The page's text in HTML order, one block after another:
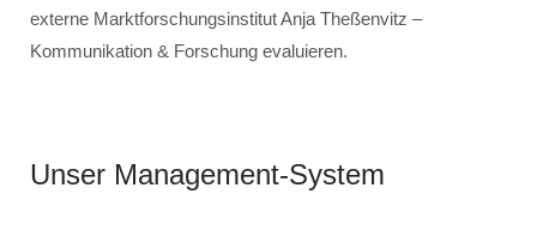
externe Marktforschungsinstitut Anja Theßenvitz –
Kommunikation & Forschung evaluieren.
Unser Management-System